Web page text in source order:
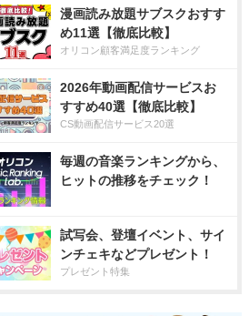
漫画読み放題サブスクおすす
め11選【徹底比較】
オリコン顧客満足度ランキング
2026年動画配信サービスお
すすめ40選【徹底比較】
CS動画配信サービス20選
毎週の音楽ランキングから、
ヒットの推移をチェック！
試写会、登壇イベント、サイ
ンチェキなどプレゼント！
プレゼント特集